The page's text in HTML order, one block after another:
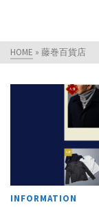
HOME » 藤巻百貨店
INFORMATION